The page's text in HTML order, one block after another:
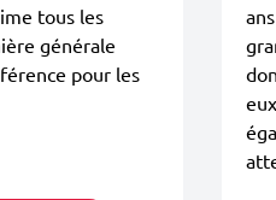
tous les
générale
pour les